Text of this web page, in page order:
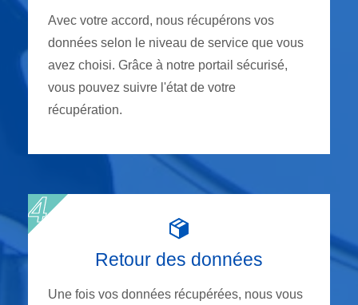
Avec votre accord, nous récupérons vos
données selon le niveau de service que vous
avez choisi. Grâce à notre portail sécurisé,
vous pouvez suivre l'état de votre
récupération.
Retour des données
Une fois vos données récupérées, nous vous